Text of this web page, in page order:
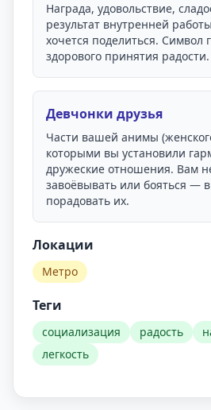
Награда, удовольствие,
результат внутренней
хочется поделиться. Символ
здорового принятия радости.
Девчонки друзья
Части вашей анимы
которыми вы установили
дружеские отношения. Вам
завоёвывать или бояться —
порадовать их.
Локации
Метро
Теги
социализация радость
легкость